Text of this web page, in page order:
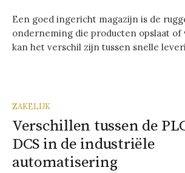
Een goed ingericht magazijn is de
onderneming die producten opslaat
kan het verschil zijn tussen snelle
ZAKELIJK
Verschillen tussen de
DCS in de industriële
automatisering